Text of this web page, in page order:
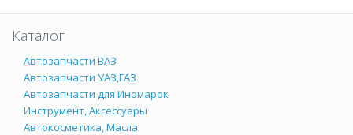
Каталог
Автозапчасти ВАЗ
Автозапчасти УАЗ,ГАЗ
Автозапчасти для Иномарок
Инструмент, Аксессуары
Автокосметика, Масла